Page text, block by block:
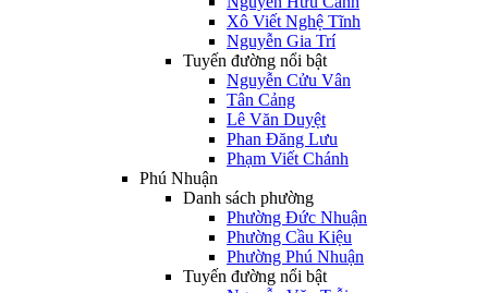
Xô Viết Nghệ Tĩnh
Nguyễn Gia Trí
Tuyến đường nổi bật
Nguyễn Cửu Vân
Tân Cảng
Lê Văn Duyệt
Phan Đăng Lưu
Phạm Viết Chánh
Phú Nhuận
Danh sách phường
Phường Đức Nhuận
Phường Cầu Kiệu
Phường Phú Nhuận
Tuyến đường nổi bật